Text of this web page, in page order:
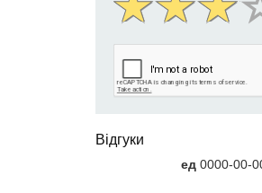
Відгуки
ед 0000-00-